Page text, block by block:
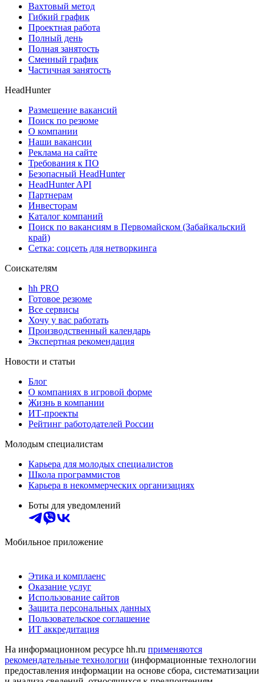
Вахтовый метод
Гибкий график
Проектная работа
Полный день
Полная занятость
Сменный график
Частичная занятость
HeadHunter
Размещение вакансий
Поиск по резюме
О компании
Наши вакансии
Реклама на сайте
Требования к ПО
Безопасный HeadHunter
HeadHunter API
Партнерам
Инвесторам
Каталог компаний
Поиск по вакансиям в Первомайском (Забайкальский
край)
Сетка: соцсеть для нетворкинга
Соискателям
hh PRO
Готовое резюме
Все сервисы
Хочу у вас работать
Производственный календарь
Экспертная рекомендация
Новости и статьи
Блог
О компаниях в игровой форме
Жизнь в компании
ИТ-проекты
Рейтинг работодателей России
Молодым специалистам
Карьера для молодых специалистов
Школа программистов
Карьера в некоммерческих организациях
Боты для уведомлений
Мобильное приложение
Этика и комплаенс
Оказание услуг
Использование сайтов
Защита персональных данных
Пользовательское соглашение
ИТ аккредитация
На информационном ресурсе hh.ru применяются
рекомендательные технологии (информационные технологии
предоставления информации на основе сбора, систематизации